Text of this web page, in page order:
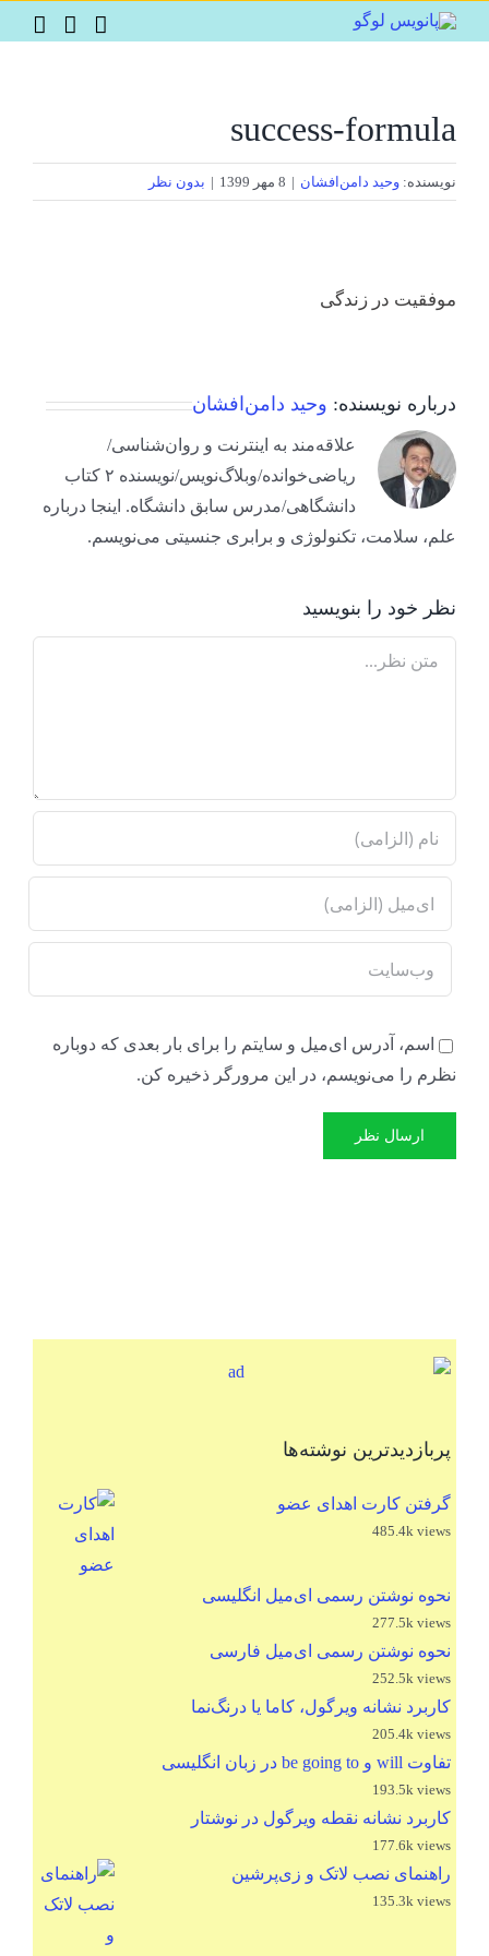
to
success-formula
نویسنده: وحید دامن‌افشان | 8 مهر 1399 | بدون نظر
موفقیت در زندگی
درباره نویسنده: وحید دامن‌افشان
علاقه‌مند به اینترنت و روان‌شناسی/
ریاضی‌خوانده/وبلاگ‌نویس/نویسنده ۲ کتاب
دانشگاهی/مدرس سابق دانشگاه. اینجا درباره
علم، سلامت، تکنولوژی و برابری جنسیتی می‌نویسم.
نظر خود را بنویسید
Comment
اسم، آدرس ای‌میل و سایتم را برای بار بعدی که دوباره
نظرم را می‌نویسم، در این مرورگر ذخیره کن.
پربازدیدترین نوشته‌ها
گرفتن کارت اهدای عضو
485.4k views
نحوه نوشتن رسمی ای‌میل انگلیسی
277.5k views
نحوه نوشتن رسمی ای‌میل فارسی
252.5k views
کاربرد نشانه ویرگول، کاما یا درنگ‌نما
205.4k views
تفاوت will و be going to در زبان انگلیسی
193.5k views
کاربرد نشانه نقطه ویرگول در نوشتار
177.6k views
راهنمای نصب لاتک و زی‌پرشین
135.3k views